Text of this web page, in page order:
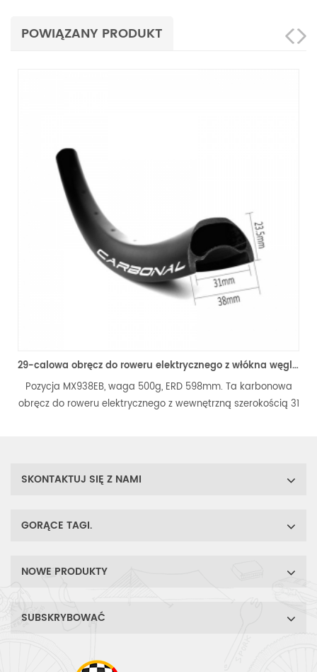
POWIĄZANY PRODUKT
29-calowa obręcz do roweru elektrycznego z włókna węglowego o szerokości 38 mm i głębokości 23,5 mm, bez haków, gotowa na bezdętkę
MX938EB, waga 500g, ERD 598mm. Ta karbonowa
do roweru elektrycznego z wewnętrzną szerokością 31
SKONTAKTUJ SIĘ Z NAMI
GORĄCE TAGI.
NOWE PRODUKTY
SUBSKRYBOWAĆ